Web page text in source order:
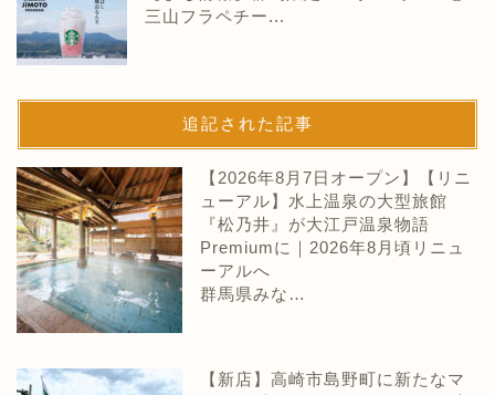
三山フラペチー...
追記された記事
【2026年8月7日オープン】【リニ
ューアル】水上温泉の大型旅館
『松乃井』が大江戸温泉物語
Premiumに｜2026年8月頃リニュ
ーアルへ
群馬県みな…
【新店】高崎市島野町に新たなマ